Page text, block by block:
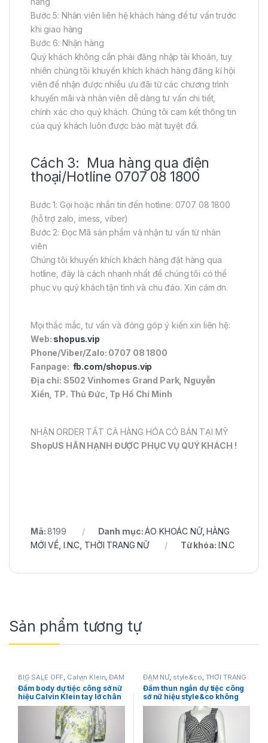
Bước 5: Nhân viên liên hệ khách hàng để tư vấn trước
khi giao hàng
Bước 6: Nhận hàng
Quý khách không cần phải đăng nhập tài khoản, tuy
nhiên chúng tôi khuyến khích khách hàng đăng kí hội
viên để nhận được nhiều ưu đãi từ các chương trình
khuyến mãi và nhân viên dễ dàng tư vấn chi tiết,
chính xác cho quý khách. Chúng tôi cam kết thông tin
của quý khách luôn được bảo mật tuyệt đối.
Cách 3: Mua hàng qua điện
thoại/Hotline 0707 08 1800
Bước 1: Gọi hoặc nhắn tin đến hotline: 0707 08 1800
(hỗ trợ zalo, imess, viber)
Bước 2: Đọc Mã sản phẩm và nhận tư vấn từ nhân
viên
Chúng tôi khuyến khích khách hàng đặt hàng qua
hotline, đây là cách nhanh nhất để chúng tôi có thể
phục vụ quý khách tận tình và chu đáo. Xin cám ơn.
Mọi thắc mắc, tư vấn và đóng góp ý kiến xin liên hệ:
Web: shopus.vip
Phone/Viber/Zalo: 0707 08 1800
Fanpage: fb.com/shopus.vip
Địa chỉ: S502 Vinhomes Grand Park, Nguyễn
Xiển, TP. Thủ Đức, Tp Hồ Chí Minh
NHẬN ORDER TẤT CẢ HÀNG HÓA CÓ BÁN TẠI MỸ
ShopUS HÂN HẠNH ĐƯỢC PHỤC VỤ QUÝ KHÁCH !
Mã:8199 Danh mục:ÁO KHOÁC NỮ,HÀNG
MỚI VỀ I.N.C THỜI TRANG NỮ Từ khóa: I.N.C
Sản phẩm tương tự
BIG SALE OFF, Calvin Klein,ĐẦM
NỮ, THỜI TRANG NỮ
Đầm body dự tiệc công sở nữ
hiệu Calvin Klein tay lở chân
váy đuôi cá màu trắng họa
tiết hoa màu vàng size 2
chính hãng
ĐẦM NỮ, style&co, THỜI TRANG
NỮ
Đầm thun ngắn dự tiệc công
sở nữ hiệu style&co không
tay sọc ngang trắng đen size
PS chính hãng